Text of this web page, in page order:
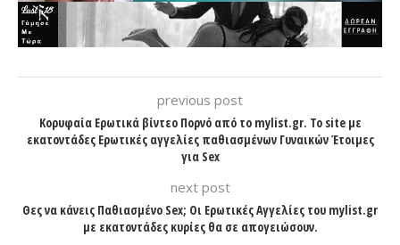
previous post
Κορυφαία Ερωτικά βίντεο Πορνό από το mylist.gr. Το site με
εκατοντάδες Ερωτικές αγγελίες παθιασμένων Γυναικών Έτοιμες
για Sex
next post
Θες να κάνεις Παθιασμένο Sex; Οι Ερωτικές Αγγελίες του mylist.gr
με εκατοντάδες κυρίες θα σε απογειώσουν.